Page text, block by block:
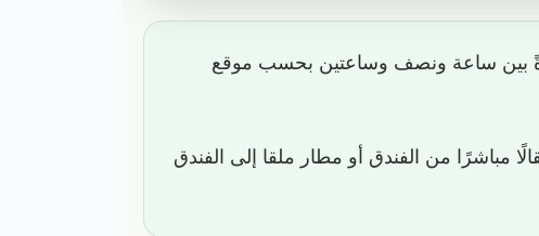
وتستغرق السيارة عادةً بين ساعة ونصف وساعتين بحسب موقع
مباشرًا من الفندق أو مطار ملقا إلى الفندق